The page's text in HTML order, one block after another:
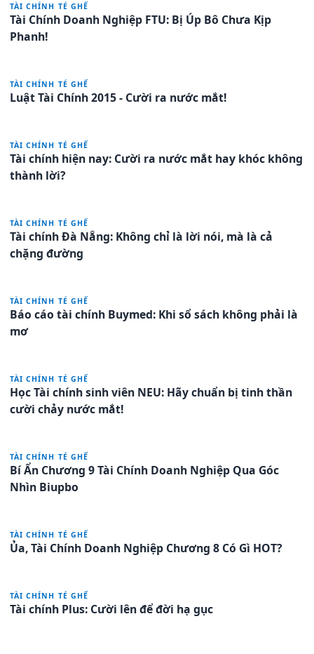
TÀI CHÍNH TÉ GHẾ
Tài Chính Doanh Nghiệp FTU: Bị Úp Bô Chưa Kịp
Phanh!
TÀI CHÍNH TÉ GHẾ
Luật Tài Chính 2015 - Cười ra nước mắt!
TÀI CHÍNH TÉ GHẾ
Tài chính hiện nay: Cười ra nước mắt hay khóc không
thành lời?
TÀI CHÍNH TÉ GHẾ
Tài chính Đà Nẵng: Không chỉ là lời nói, mà là cả
chặng đường
TÀI CHÍNH TÉ GHẾ
Báo cáo tài chính Buymed: Khi sổ sách không phải là
mơ
TÀI CHÍNH TÉ GHẾ
Học Tài chính sinh viên NEU: Hãy chuẩn bị tinh thần
cười chảy nước mắt!
TÀI CHÍNH TÉ GHẾ
Bí Ẩn Chương 9 Tài Chính Doanh Nghiệp Qua Góc
Nhìn Biupbo
TÀI CHÍNH TÉ GHẾ
Ủa, Tài Chính Doanh Nghiệp Chương 8 Có Gì HOT?
TÀI CHÍNH TÉ GHẾ
Tài chính Plus: Cười lên để đời hạ gục